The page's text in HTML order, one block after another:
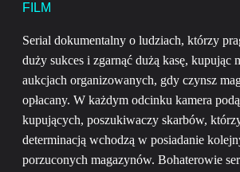
FILM
Serial dokumentalny o ludziach, którzy
duży sukces i zgarnąć dużą kasę, kupując
aukcjach organizowanych, gdy czynsz
opłacany. W każdym odcinku kamera
kupujących, poszukiwaczy skarbów,
determinacją wchodzą w posiadanie
porzuconych magazynów. Bohaterowie